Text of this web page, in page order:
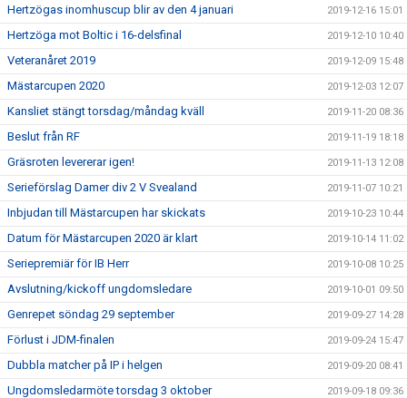
Hertzögas inomhuscup blir av den 4 januari 2019-12-16 15:01
Hertzöga mot Boltic i 16-delsfinal 2019-12-10 10:40
Veteranåret 2019 2019-12-09 15:48
Mästarcupen 2020 2019-12-03 12:07
Kansliet stängt torsdag/måndag kväll 2019-11-20 08:36
Beslut från RF 2019-11-19 18:18
Gräsroten levererar igen! 2019-11-13 12:08
Serieförslag Damer div 2 V Svealand 2019-11-07 10:21
Inbjudan till Mästarcupen har skickats 2019-10-23 10:44
Datum för Mästarcupen 2020 är klart 2019-10-14 11:02
Seriepremiär för IB Herr 2019-10-08 10:25
Avslutning/kickoff ungdomsledare 2019-10-01 09:50
Genrepet söndag 29 september 2019-09-27 14:28
Förlust i JDM-finalen 2019-09-24 15:47
Dubbla matcher på IP i helgen 2019-09-20 08:41
Ungdomsledarmöte torsdag 3 oktober 2019-09-18 09:36